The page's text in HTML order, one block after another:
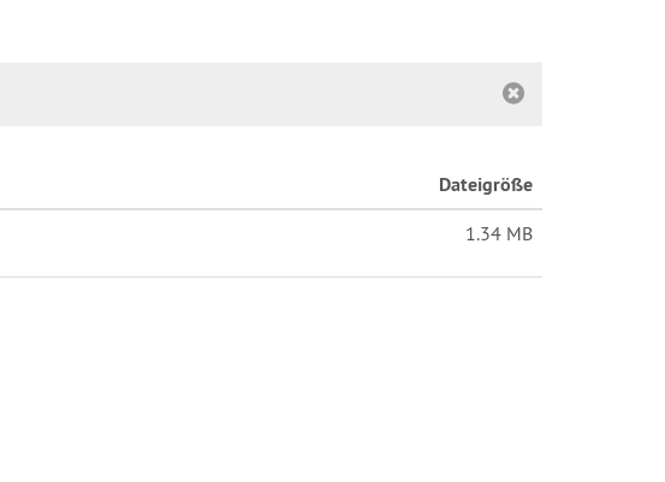
Dateigröße
1.34 MB